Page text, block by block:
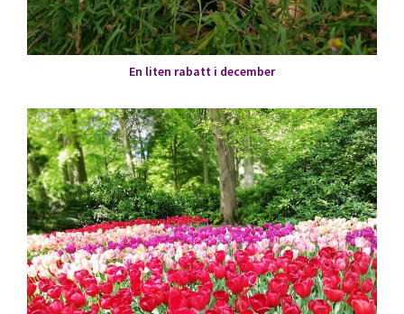
En liten rabatt i december